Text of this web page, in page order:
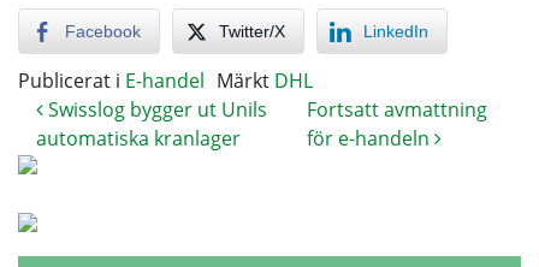
Facebook Twitter/X LinkedIn
Publicerat i E-handel Märkt DHL
Swisslog bygger ut Unils
automatiska kranlager
Fortsatt avmattning
för e-handeln